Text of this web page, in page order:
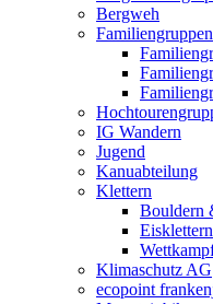
Bergweh
Familiengruppen
IG Wandern
Jugend
Kanuabteilung
Klettern
Bouldern
Eisklettern
Klimaschutz AG
ecopoint